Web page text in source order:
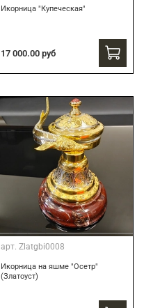
Икорница "Купеческая"
17 000.00 руб
арт. Zlatgbi0008
Икорница на яшме "Осетр"
(Златоуст)